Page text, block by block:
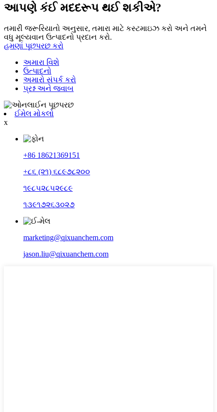
આપણે કંઈ મદદરૂપ થઈ શકીએ?
તમારી જરૂરિયાતો અનુસાર, તમારા માટે કસ્ટમાઇઝ કરો અને તમને
વધુ મૂલ્યવાન ઉત્પાદનો પ્રદાન કરો.
હમણાં પૂછપરછ કરો
અમારા વિશે
ઉત્પાદનો
અમારો સંપર્ક કરો
પ્રશ્ન અને જવાબ
ઈમેલ મોકલો
x
+86 18621369151
+૮૬ (૨૧) ૬૮૯૭૮૨૦૦
૧૯૮૫૨૮૫૨૯૮૯
૧૩૯૧૭૨૬૩૦૨૭
marketing@qixuanchem.com
jason.liu@qixuanchem.com